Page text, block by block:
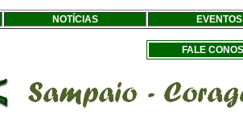
NOTÍCIAS EVENTOS
FALE